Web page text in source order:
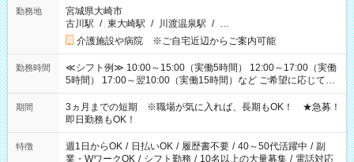
勤務地
宮城県大崎市
古川駅 / 東大崎駅 / 川渡温泉駅 / …
介護施設や病院 ※ご自宅近辺からご案内可能
勤務時間
≪シフト例≫ 10:00～15:00（実働5時間） 12:00～17:00（実働
5時間） 17:00～翌10:00（実働15時間）など ご希望に応じて、
働く時間は調整できます！ お気軽に担当へ相談ください！
期間
3ヵ月までの短期 ※職場が気に入れば、長期もOK！ ★急募！
即日勤務もOK！
特徴 週1日からOK / 日払いOK / 履歴書不要 / 40～50代活躍中 / 副
業・WワークOK / シフト勤務 / 10名以上の大量募集 / 電話対応